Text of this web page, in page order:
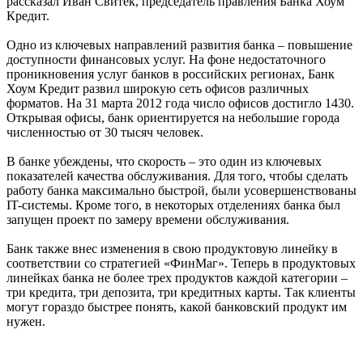
Кредит.
Одно из ключевых направлений развития банка – повышение
доступности финансовых услуг. На фоне недостаточного
проникновения услуг банков в российских регионах, Банк
Хоум Кредит развил широкую сеть офисов различных
форматов. На 31 марта 2012 года число офисов достигло 1430.
Открывая офисы, банк ориентируется на небольшие города
численностью от 30 тысяч человек.
В банке убеждены, что скорость – это один из ключевых
показателей качества обслуживания. Для того, чтобы сделать
работу банка максимально быстрой, были усовершенствованы
IT-системы. Кроме того, в некоторых отделениях банка был
запущен проект по замеру времени обслуживания.
Банк также внес изменения в свою продуктовую линейку в
соответствии со стратегией «ФинМаг». Теперь в продуктовых
линейках банка не более трех продуктов каждой категории –
три кредита, три депозита, три кредитных карты. Так клиенты
могут гораздо быстрее понять, какой банковский продукт им
нужен.